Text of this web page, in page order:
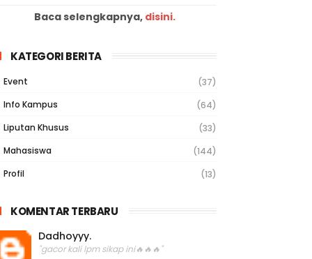
Baca selengkapnya, disini.
KATEGORI BERITA
Event
(37)
Info Kampus
(64)
Liputan Khusus
(33)
Mahasiswa
(144)
Profil
(13)
KOMENTAR TERBARU
Dadhoyyy.
"gacor kali lpm sikap ini🔥🔥🔥"